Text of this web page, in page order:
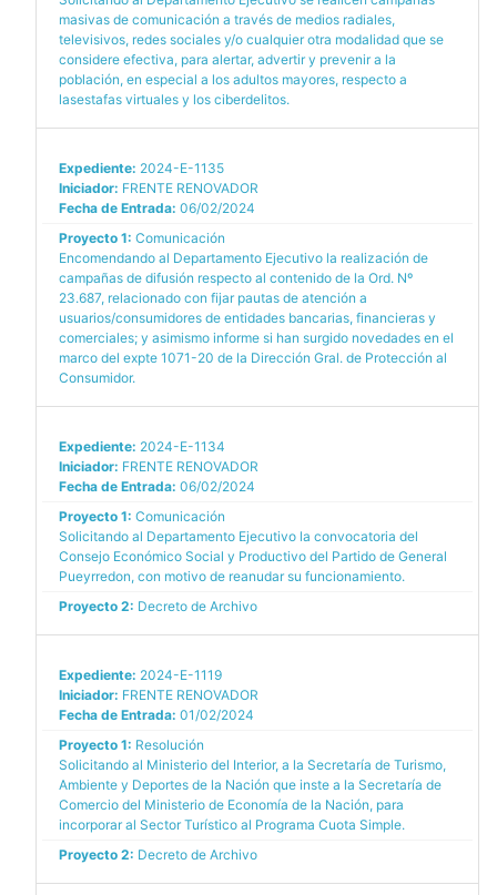
masivas de comunicación a través de medios radiales,
televisivos, redes sociales y/o cualquier otra modalidad que se
considere efectiva, para alertar, advertir y prevenir a la
población, en especial a los adultos mayores, respecto a
lasestafas virtuales y los ciberdelitos.
Expediente: 2024-E-1135
Iniciador: FRENTE RENOVADOR
Fecha de Entrada: 06/02/2024
Proyecto 1: Comunicación
Encomendando al Departamento Ejecutivo la realización de
campañas de difusión respecto al contenido de la Ord. Nº
23.687, relacionado con fijar pautas de atención a
usuarios/consumidores de entidades bancarias, financieras y
comerciales; y asimismo informe si han surgido novedades en el
marco del expte 1071-20 de la Dirección Gral. de Protección al
Consumidor.
Expediente: 2024-E-1134
Iniciador: FRENTE RENOVADOR
Fecha de Entrada: 06/02/2024
Proyecto 1: Comunicación
Solicitando al Departamento Ejecutivo la convocatoria del
Consejo Económico Social y Productivo del Partido de General
Pueyrredon, con motivo de reanudar su funcionamiento.
Proyecto 2: Decreto de Archivo
Expediente: 2024-E-1119
Iniciador: FRENTE RENOVADOR
Fecha de Entrada: 01/02/2024
Proyecto 1: Resolución
Solicitando al Ministerio del Interior, a la Secretaría de Turismo,
Ambiente y Deportes de la Nación que inste a la Secretaría de
Comercio del Ministerio de Economía de la Nación, para
incorporar al Sector Turístico al Programa Cuota Simple.
Proyecto 2: Decreto de Archivo